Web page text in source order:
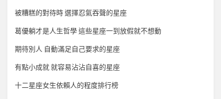
被糟糕的對待時 選擇忍氣吞聲的星座
葛優躺才是人生哲學 這些星座一到放假就不想動
期待別人 自動滿足自己要求的星座
有點小成就 就容易沾沾自喜的星座
十二星座女生依賴人的程度排行榜